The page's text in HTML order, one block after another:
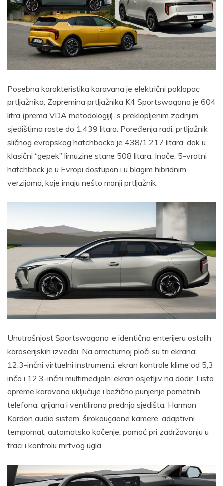
Posebna karakteristika karavana je električni poklopac
prtljažnika. Zapremina prtljažnika K4 Sportswagona je 604
litra (prema VDA metodologiji), s preklopljenim zadnjim
sjedištima raste do 1.439 litara. Poređenja radi, prtljažnik
sličnog evropskog hatchbacka je 438/1.217 litara, dok u
klasični “gepek” limuzine stane 508 litara. Inače, 5-vratni
hatchback je u Evropi dostupan i u blagim hibridnim
verzijama, koje imaju nešto manji prtljažnik.
Unutrašnjost Sportswagona je identična enterijeru ostalih
karoserijskih izvedbi. Na armaturnoj ploči su tri ekrana:
12,3-inčni virtuelni instrumenti, ekran kontrole klime od 5,3
inča i 12,3-inčni multimedijalni ekran osjetljiv na dodir. Lista
opreme karavana uključuje i bežično punjenje pametnih
telefona, grijana i ventilirana prednja sjedišta, Harman
Kardon audio sistem, širokougaone kamere, adaptivni
tempomat, automatsko kočenje, pomoć pri zadržavanju u
traci i kontrolu mrtvog ugla.